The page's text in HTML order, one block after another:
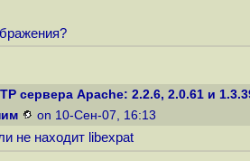
сервера Apache: 2.2.6, 2.0.61 и
on 10-Сен-07, 16:13
не находит libexpat